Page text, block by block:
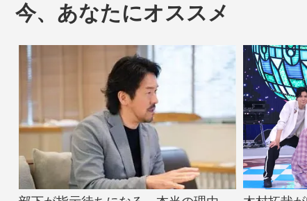
今、あなたにオススメ